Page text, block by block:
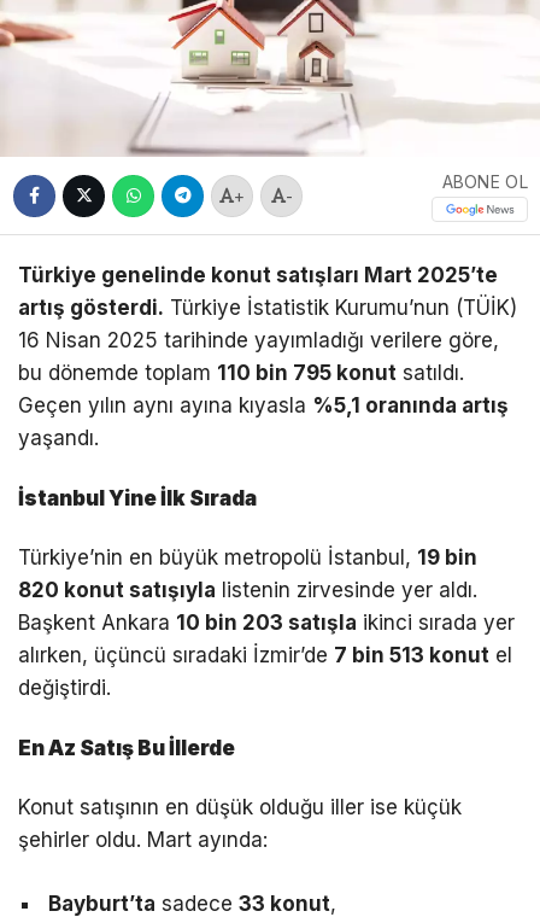
+ -
ABONE OL
Türkiye genelinde konut satışları Mart 2025’te
artış gösterdi. Türkiye İstatistik Kurumu’nun (TÜİK)
16 Nisan 2025 tarihinde yayımladığı verilere göre,
bu dönemde toplam 110 bin 795 konut satıldı.
Geçen yılın aynı ayına kıyasla %5,1 oranında artış
yaşandı.
İstanbul Yine İlk Sırada
Türkiye’nin en büyük metropolü İstanbul, 19 bin
820 konut satışıyla listenin zirvesinde yer aldı.
Başkent Ankara 10 bin 203 satışla ikinci sırada yer
alırken, üçüncü sıradaki İzmir’de 7 bin 513 konut el
değiştirdi.
En Az Satış Bu İllerde
Konut satışının en düşük olduğu iller ise küçük
şehirler oldu. Mart ayında:
Bayburt’ta sadece 33 konut,